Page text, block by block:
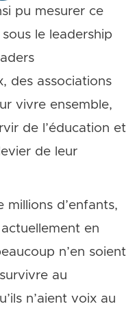
pu mesurer ce
le leadership
des associations
vivre ensemble,
de l’éducation et
de leur
millions d’enfants,
en
n’en soient
au
n’aient voix au